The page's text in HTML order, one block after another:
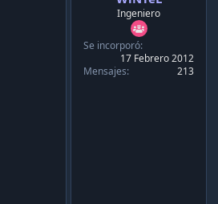
a
ó
Ingeniero
Se incorporó
17 Febrero 2012
Mensajes
213